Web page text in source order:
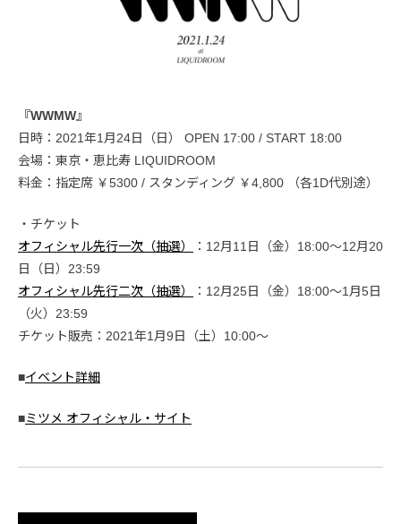
『WWMW』
日時：2021年1月24日（日） OPEN 17:00 / START 18:00
会場：東京・恵比寿 LIQUIDROOM
料金：指定席 ￥5300 / スタンディング ￥4,800 （各1D代別途）
・チケット
オフィシャル先行一次（抽選）
：12月11日（金）18:00〜12月20
日（日）23:59
オフィシャル先行二次（抽選）
：12月25日（金）18:00〜1月5日
（火）23:59
チケット販売：2021年1月9日（土）10:00〜
■イベント詳細
■ミツメ オフィシャル・サイト